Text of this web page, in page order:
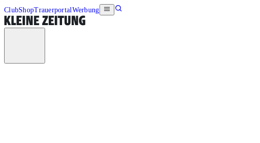
ClubShopTrauerportalWerbung